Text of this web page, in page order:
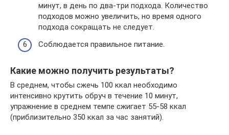
минут, в день по два-три подхода. Количество
подходов можно увеличить, но время одного
подхода сокращать не следует.
Соблюдается правильное питание.
Какие можно получить результаты?
В среднем, чтобы сжечь 100 ккал необходимо
интенсивно крутить обруч в течение 10 минут,
упражнение в среднем темпе сжигает 55-58 ккал
(приблизительно 350 ккал за час занятий).